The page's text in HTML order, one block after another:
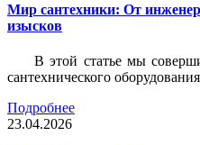
Мир сантехники: От
изысков
В этой статье мы
сантехнического оборудования
Подробнее
23.04.2026